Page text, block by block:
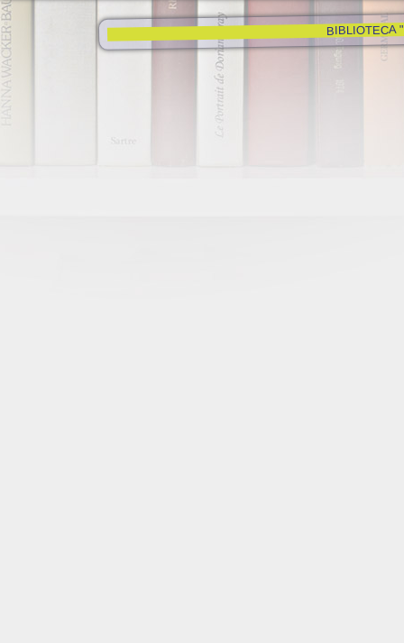
BIBLIOTECA